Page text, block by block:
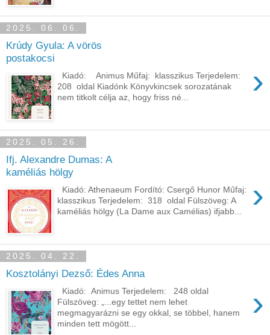
2025. 06. 06.
Krúdy Gyula: A vörös
postakocsi
›
Kiadó: Animus Műfaj: klasszikus Terjedelem:
208 oldal Kiadónk Könyvkincsek sorozatának
nem titkolt célja az, hogy friss né...
2025. 05. 26.
Ifj. Alexandre Dumas: A
kaméliás hölgy
›
Kiadó: Athenaeum Fordító: Csergő Hunor Műfaj:
klasszikus Terjedelem: 318 oldal Fülszöveg: A
kaméliás hölgy (La Dame aux Camélias) ifjabb...
2025. 04. 22.
Kosztolányi Dezső: Édes Anna
›
Kiadó: Animus Terjedelem: 248 oldal
Fülszöveg: „...egy tettet nem lehet
megmagyarázni se egy okkal, se többel, hanem
minden tett mögött...